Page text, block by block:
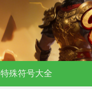
特殊符号大全